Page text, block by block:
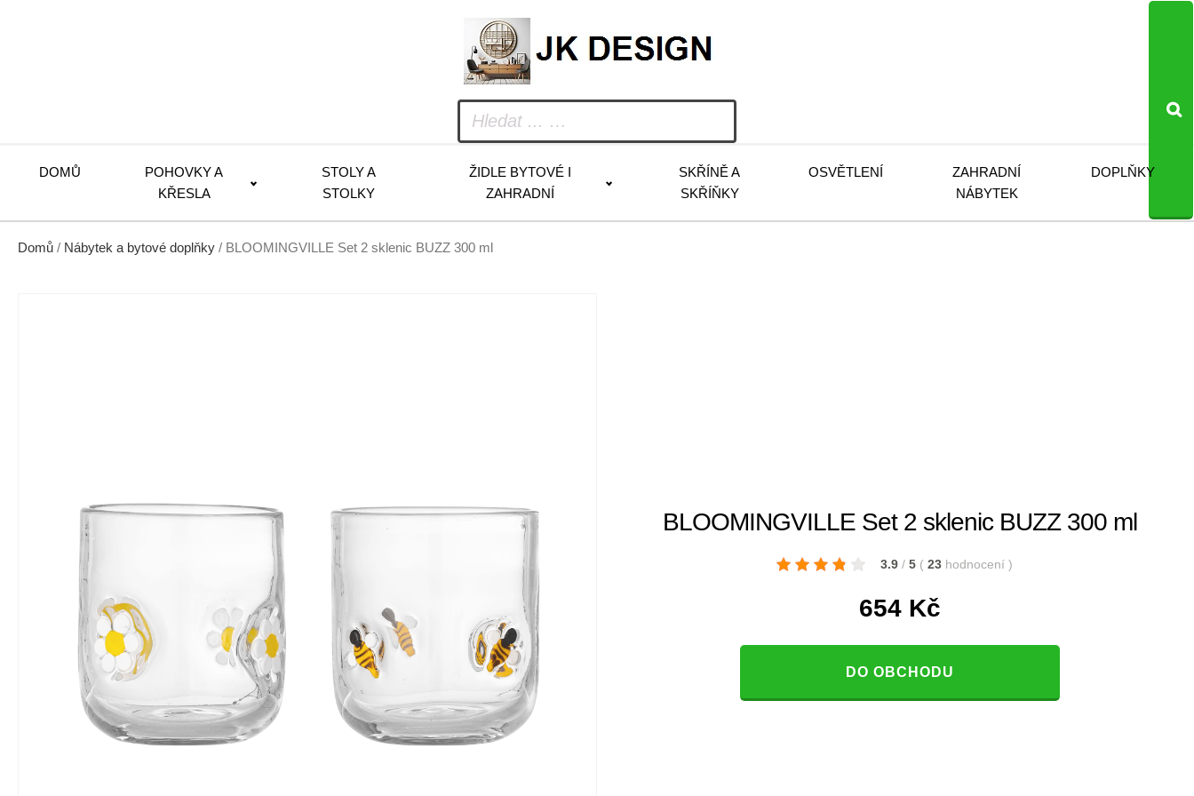
DOMŮ
POHOVKY A
KŘESLA
STOLY A
STOLKY
ŽIDLE BYTOVÉ I
ZAHRADNÍ
SKŘÍNĚ A
SKŘÍŇKY
OSVĚTLENÍ
ZAHRADNÍ
NÁBYTEK
DOPLŇKY
Domů / Nábytek a bytové doplňky / BLOOMINGVILLE Set 2 sklenic BUZZ 300 ml
BLOOMINGVILLE Set 2 sklenic BUZZ 300 ml
3.9 / 5 ( 23 hodnocení )
654 Kč
DO OBCHODU